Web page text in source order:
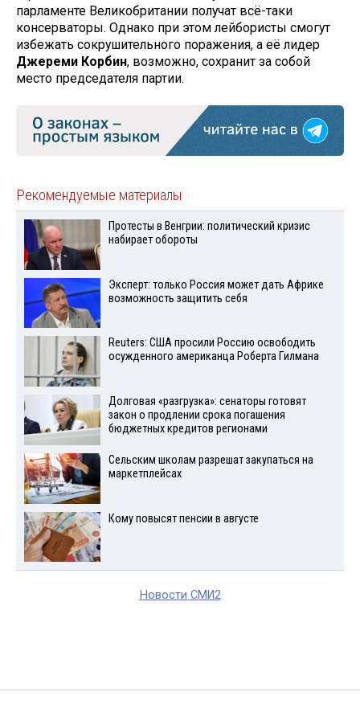
парламенте Великобритании получат всё-таки
консерваторы. Однако при этом лейбористы смогут
избежать сокрушительного поражения, а её лидер
Джереми Корбин, возможно, сохранит за собой
место председателя партии.
Рекомендуемые материалы
Протесты в Венгрии: политический кризис
набирает обороты
Эксперт: только Россия может дать Африке
возможность защитить себя
Reuters: США просили Россию освободить
осужденного американца Роберта Гилмана
Долговая «разгрузка»: сенаторы готовят
закон о продлении срока погашения
бюджетных кредитов регионами
Сельским школам разрешат закупаться на
маркетплейсах
Кому повысят пенсии в августе
Новости СМИ2